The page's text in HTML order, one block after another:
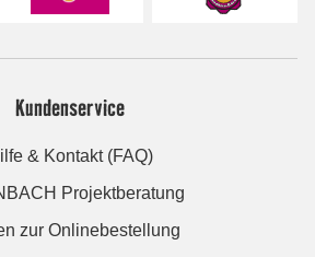
Kundenservice
& Kontakt (FAQ)
Projektberatung
zur Onlinebestellung